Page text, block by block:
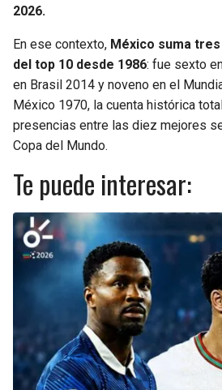
2026.
En ese contexto, México suma
del top 10 desde 1986: fue sexto
en Brasil 2014 y noveno en el
México 1970, la cuenta histórica
presencias entre las diez mejores
Copa del Mundo.
Te puede interesar: